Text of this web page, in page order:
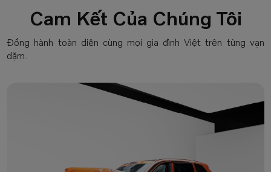
Cam Kết Của Chúng Tôi
Đồng hành toàn diện cùng mọi gia đình Việt trên từng vạn
dặm.